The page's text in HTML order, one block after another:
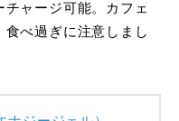
ャージ可能。カフェ
べ過ぎに注意しまし